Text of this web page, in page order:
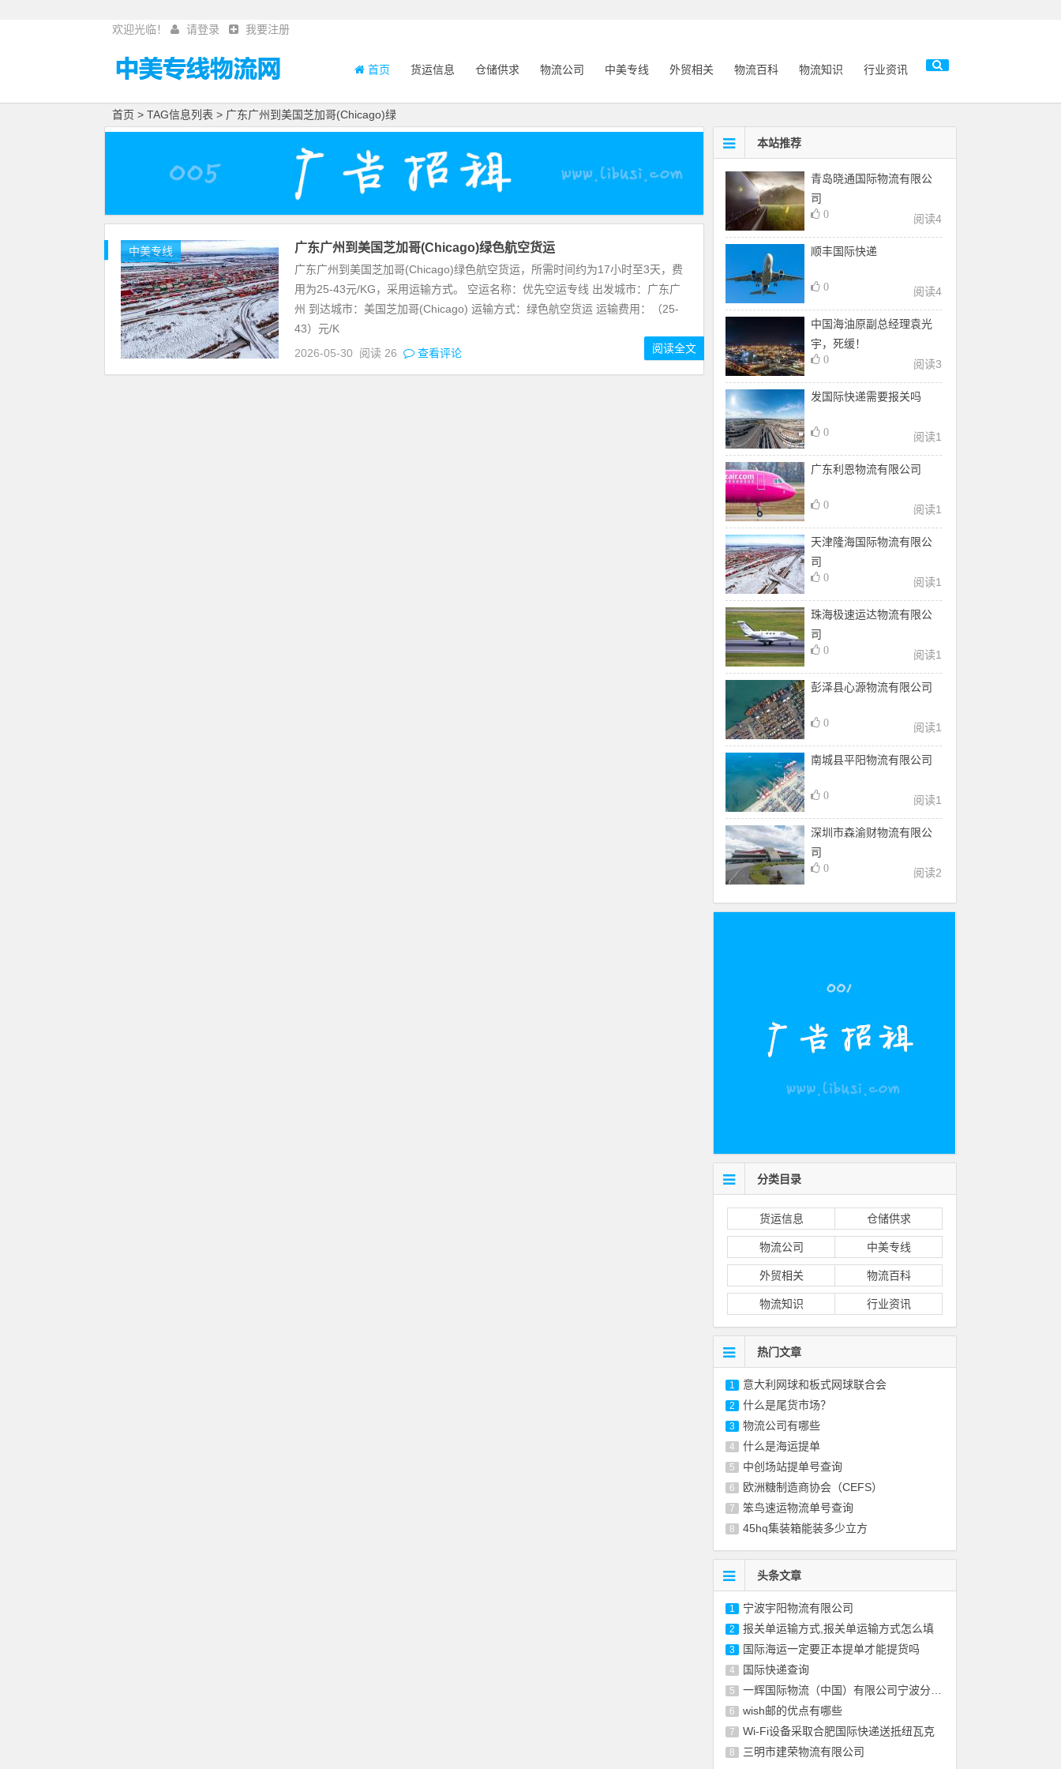
欢迎光临！ 请登录 我要注册
首页 货运信息 仓储供求 物流公司 中美专线 外贸相关 物流百科 物流知识 行业资讯
首页 > TAG信息列表 > 广东广州到美国芝加哥(Chicago)绿
中美专线 广东广州到美国芝加哥(Chicago)绿色航空货运
广东广州到美国芝加哥(Chicago)绿色航空货运，所需时间约为17小时至3天，费
用为25-43元/KG，采用运输方式。 空运名称：优先空运专线 出发城市：广东广
州 到达城市：美国芝加哥(Chicago) 运输方式：绿色航空货运 运输费用：（25-
43）元/K
2026-05-30
阅读 26 查看评论 阅读全文
本站推荐
青岛晓通国际物流有限公
司
阅读4
0
顺丰国际快递
阅读4
0
中国海油原副总经理袁光
宇，死缓！
阅读3
0
发国际快递需要报关吗
阅读1
0
广东利恩物流有限公司
阅读1
0
天津隆海国际物流有限公
司
阅读1
0
珠海极速运达物流有限公
司
阅读1
0
彭泽县心源物流有限公司
阅读1
0
南城县平阳物流有限公司
阅读1
0
深圳市森渝财物流有限公
司
阅读2
0
分类目录
货运信息 仓储供求
物流公司 中美专线
外贸相关 物流百科
物流知识 行业资讯
热门文章
1 意大利网球和板式网球联合会
2 什么是尾货市场？
3 物流公司有哪些
4 什么是海运提单
5 中创场站提单号查询
6 欧洲糖制造商协会（CEFS）
7 笨鸟速运物流单号查询
8 45hq集装箱能装多少立方
头条文章
1 宁波宇阳物流有限公司
2 报关单运输方式,报关单运输方式怎么填
3 国际海运一定要正本提单才能提货吗
4 国际快递查询
5 一辉国际物流（中国）有限公司宁波分公司
6 wish邮的优点有哪些
7 Wi-Fi设备采取合肥国际快递送抵纽瓦克
8 三明市建荣物流有限公司